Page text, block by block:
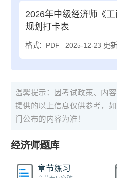
2026年中级经济师《
规划打卡表
格式：PDF 2025-12-23 更新
温馨提示：因考试政策、内
提供的以上信息仅供参考，
门公布的内容为准！
经济师题库
章节练习